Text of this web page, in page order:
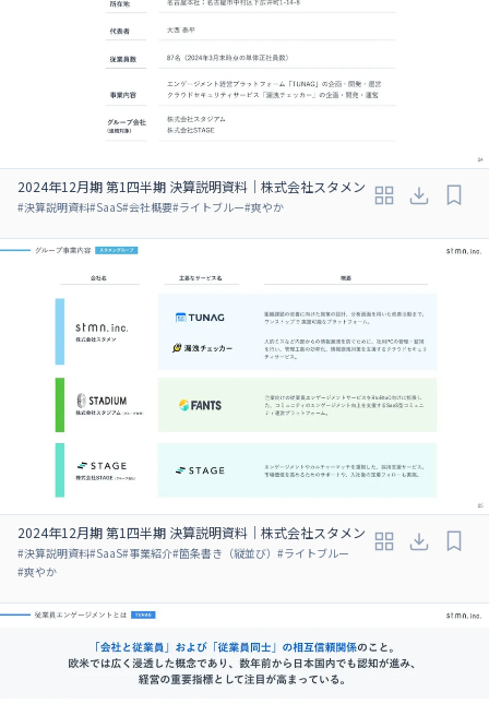
2024年12月期 第1四半期 決算説明資料｜株式会社スタメン
#決算説明資料#SaaS#会社概要#ライトブルー#爽やか
2024年12月期 第1四半期 決算説明資料｜株式会社スタメン
#決算説明資料#SaaS#事業紹介#箇条書き（縦並び） #ライトブルー
#爽やか